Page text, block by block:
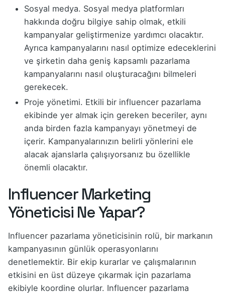
Sosyal medya. Sosyal medya platformları
hakkında doğru bilgiye sahip olmak, etkili
kampanyalar geliştirmenize yardımcı olacaktır.
Ayrıca kampanyalarını nasıl optimize edeceklerini
ve şirketin daha geniş kapsamlı pazarlama
kampanyalarını nasıl oluşturacağını bilmeleri
gerekecek.
Proje yönetimi. Etkili bir influencer pazarlama
ekibinde yer almak için gereken beceriler, aynı
anda birden fazla kampanyayı yönetmeyi de
içerir. Kampanyalarınızın belirli yönlerini ele
alacak ajanslarla çalışıyorsanız bu özellikle
önemli olacaktır.
Influencer Marketing
Yöneticisi Ne Yapar?
Influencer pazarlama yöneticisinin rolü, bir markanın
kampanyasının günlük operasyonlarını
denetlemektir. Bir ekip kurarlar ve çalışmalarının
etkisini en üst düzeye çıkarmak için pazarlama
ekibiyle koordine olurlar. Influencer pazarlama